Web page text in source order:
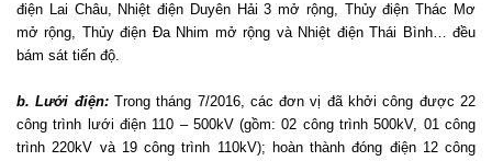
điện Lai Châu, Nhiệt điện Duyên Hải 3 mở rộng, Thủy điện Thác Mơ
mở rộng, Thủy điện Đa Nhim mở rộng và Nhiệt điện Thái Bình… đều
bám sát tiến độ.
b. Lưới điện:Trong tháng 7/2016, các đơn vị đã khởi công được 22
công trình lưới điện 110 – 500kV (gồm: 02 công trình 500kV, 01 công
trình 220kV và 19 công trình 110kV); hoàn thành đóng điện 12 công